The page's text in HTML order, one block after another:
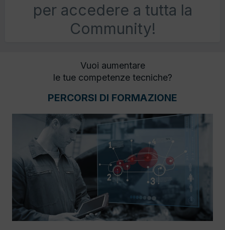
per accedere a tutta la
Community!
Vuoi aumentare
le tue competenze tecniche?
PERCORSI DI FORMAZIONE